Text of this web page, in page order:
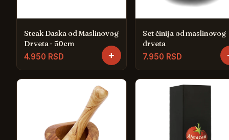
Steak Daska od Maslinovog
Drveta - 50cm
4.950 RSD +
Set činija od maslinovog
drveta
7.950 RSD